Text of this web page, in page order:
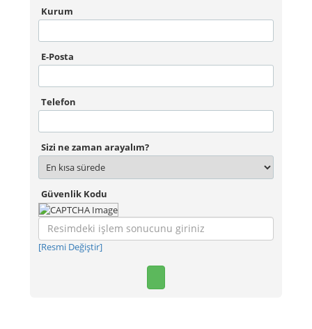
Kurum
E-Posta
Telefon
Sizi ne zaman arayalım?
Güvenlik Kodu
[Resmi Değiştir]